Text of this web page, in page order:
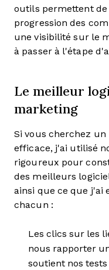
outils permettent
progression des
une visibilité sur le
à passer à l'étape
Le meilleur
marketing
Si vous cherchez
efficace, j'ai utilisé
rigoureux pour
des meilleurs
ainsi que ce que j'ai
chacun :
Les clics sur les
nous rapporter
soutient nos